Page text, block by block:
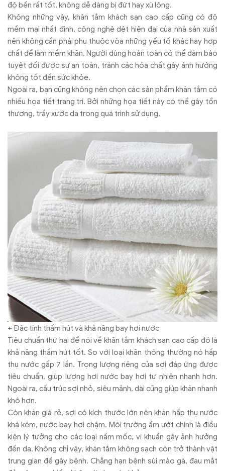
độ bền rất tốt, không dễ dàng bị đứt hay xù lông.
Không những vậy, khăn tắm khách sạn cao cấp cũng có độ
mềm mại nhất định, công nghệ dệt hiện đại của nhà sản xuất
nên không cần phải phụ thuộc vòa những yếu tố khác hay hợp
chất để làm mềm khăn. Người dùng hoàn toàn có thể đảm bảo
tuyệt đối được sự an toàn, tránh các hóa chất gây ảnh hưởng
không tốt đến sức khỏe.
Ngoài ra, bạn cũng không nên chọn các sản phẩm khăn tắm có
nhiều họa tiết trang trí. Bởi những họa tiết này có thể gây tổn
thương, trầy xước da trong quá trình sử dụng.
+ Đặc tính thấm hút và khả năng bay hơi nước
Tiêu chuẩn thứ hai để nói về khăn tắm khách sạn cao cấp đó là
khả năng thấm hút tốt. So với loại khăn thông thường nó hấp
thụ nước gấp 7 lần. Trọng lượng riêng của sợi đáp ứng được
tiêu chuẩn, giúp lượng hơi nước bay hơi tự nhiên nhanh hơn.
Ngoài ra, cấu trúc sợi nhỏ, siêu mảnh, dài cũng giúp khăn nhanh
khô hơn.
Còn khăn giá rẻ, sợi có kích thước lớn nên khăn hấp thụ nước
khá kém, nước bay hơi chậm. Môi trường ẩm ướt chính là điều
kiện lý tưởng cho các loại nấm mốc, vi khuẩn gây ảnh hưởng
đến da. Không chỉ vậy, khăn tắm không sạch còn trở thành vật
trung gian để gây bệnh. Chẳng hạn bệnh sùi mào gà, đau mắt